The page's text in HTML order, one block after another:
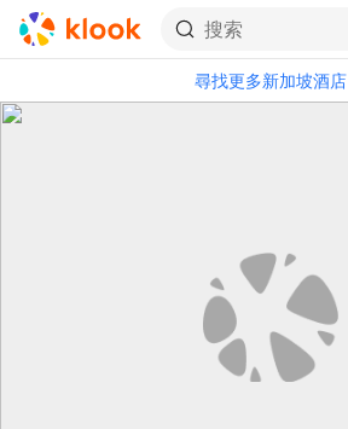
搜索
尋找更多新加坡酒店